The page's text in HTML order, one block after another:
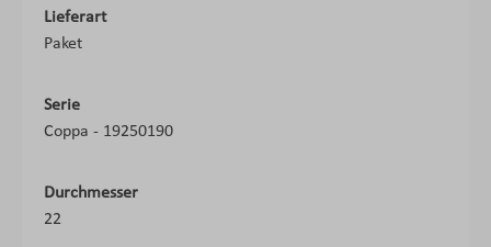
Lieferart
Paket
Serie
Coppa - 19250190
Durchmesser
22